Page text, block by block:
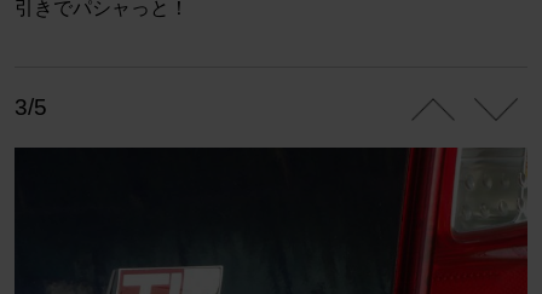
引きでパシャっと！
3/5